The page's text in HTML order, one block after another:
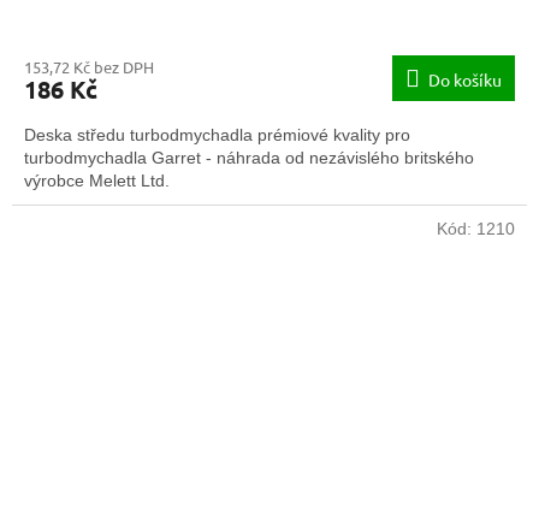
153,72 Kč bez DPH
186 Kč Do košíku
Deska středu turbodmychadla prémiové kvality pro
turbodmychadla Garret - náhrada od nezávislého britského
výrobce Melett Ltd.
Kód: 1210